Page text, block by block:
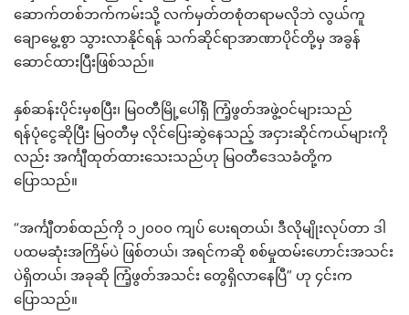
ဆောက်တစ်ဘက်ကမ်းသို့ လက်မှတ်တစုံတရာမလိုဘဲ လွယ်ကူ
ချောမွေ့စွာ သွားလာနိုင်ရန် သက်ဆိုင်ရာအာဏာပိုင်တို့မှ အခွန်
ဆောင်ထားပြီးဖြစ်သည်။
နှစ်ဆန်းပိုင်းမှစပြီး၊ မြဝတီမြို့ပေါ်ရှိ ကြံ့ဖွတ်အဖွဲ့ဝင်များသည်
ရန်ပုံငွေဆိုပြီး မြဝတီမှ လိုင်ပြေးဆွဲနေသည့် အငှားဆိုင်ကယ်များကို
လည်း အင်္ကျီထုတ်ထားသေးသည်ဟု မြဝတီဒေသခံတို့က
ပြောသည်။
“အင်္ကျီတစ်ထည်ကို ၁၂၀၀၀ ကျပ် ပေးရတယ်၊ ဒီလိုမျိုးလုပ်တာ ဒါ
ပထမဆုံးအကြိမ်ပဲ ဖြစ်တယ်၊ အရင်ကဆို စစ်မှုထမ်းဟောင်းအသင်း
ပဲရှိတယ်၊ အခုဆို ကြံ့ဖွတ်အသင်း တွေရှိလာနေပြီ” ဟု ၄င်းက
ပြောသည်။